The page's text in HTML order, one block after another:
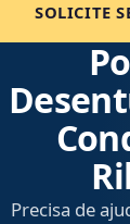
SOLICITE
Precisa de